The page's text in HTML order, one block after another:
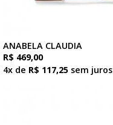
ANABELA CLAUDIA
R$ 469,00
4x de R$ 117,25 sem juros